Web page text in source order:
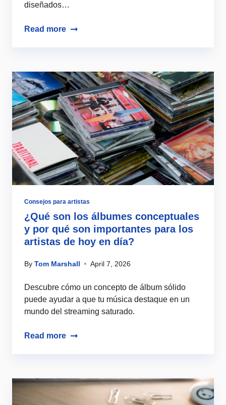
diseñados…
Read more
Consejos para artistas
¿Qué son los álbumes conceptuales
y por qué son importantes para los
artistas de hoy en día?
By Tom Marshall April 7, 2026
Descubre cómo un concepto de álbum sólido
puede ayudar a que tu música destaque en un
mundo del streaming saturado.
Read more